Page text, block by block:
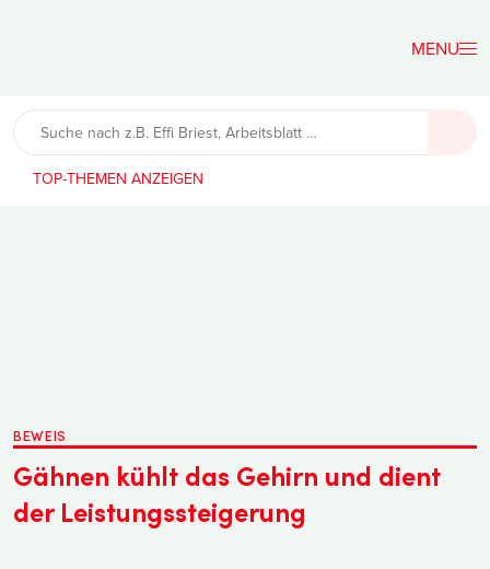
Lehrerfreund
TOP-THEMEN
BEWEIS
Gähnen kühlt das Gehirn und dient
der Leistungssteigerung